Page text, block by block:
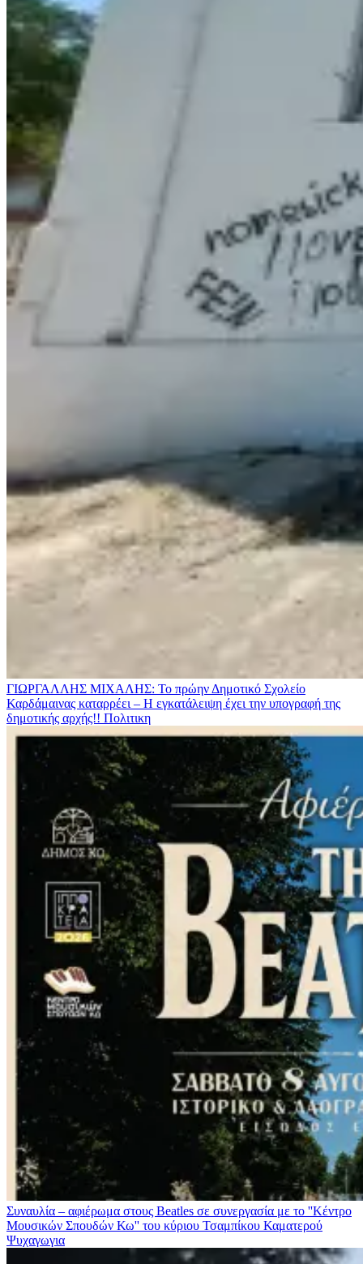
ΓΙΩΡΓΑΛΛΗΣ ΜΙΧΑΛΗΣ: Το πρώην Δημοτικό Σχολείο
Καρδάμαινας καταρρέει – Η εγκατάλειψη έχει την υπογραφή της
δημοτικής αρχής!! Πολιτικη
Συναυλία – αφιέρωμα στους Beatles σε συνεργασία με το ''Κέντρο
Μουσικών Σπουδών Κω'' του κύριου Τσαμπίκου Καματερού
Ψυχαγωγια